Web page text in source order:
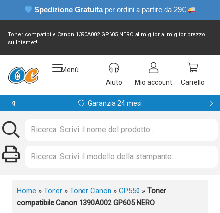
Spedizione Gratuita per ordini a partire da 29€
Toner compatibile Canon 1390A002 GP605 NERO al miglior al miglior prezzo
su Internet!
Menù
Aiuto
Mio account Carrello
Garanzia 24 mesi
Home » Toner » Toner Canon » GP550 » Toner
compatibile Canon 1390A002 GP605 NERO